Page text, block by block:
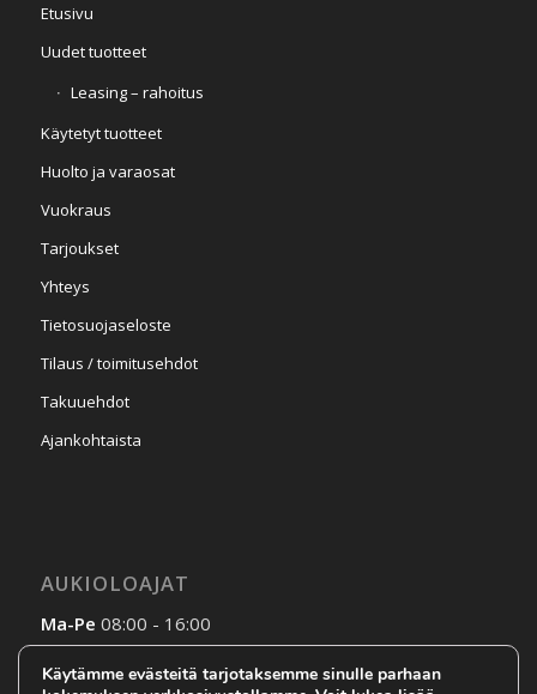
Etusivu
Uudet tuotteet
Leasing – rahoitus
Käytetyt tuotteet
Huolto ja varaosat
Vuokraus
Tarjoukset
Yhteys
Tietosuojaseloste
Tilaus / toimitusehdot
Takuuehdot
Ajankohtaista
AUKIOLOAJAT
Ma-Pe 08:00 - 16:00
La-SuSopimuksen mukaan
Käytämme evästeitä tarjotaksemme sinulle parhaan